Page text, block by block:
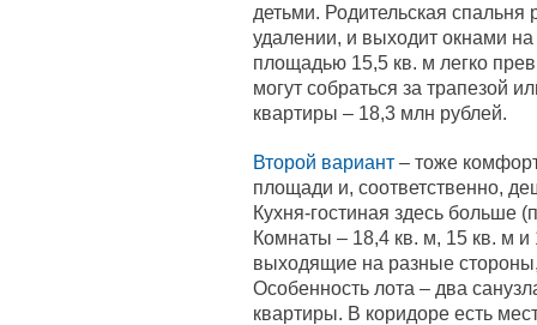
детьми. Родительская
удалении, и выходит окнами
площадью 15,5 кв. м легко
могут собраться за трапезой
квартиры – 18,3 млн рублей.
Второй вариант – тоже
площади и, соответственно,
Кухня-гостиная здесь больше
Комнаты – 18,4 кв. м, 15 кв. м
выходящие на разные
Особенность лота – два
квартиры. В коридоре есть